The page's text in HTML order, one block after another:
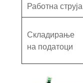
Работна струја
Складирање
на податоци